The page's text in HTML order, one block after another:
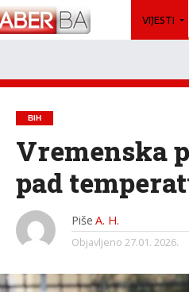
VIJESTI
BIH
Vremenska
pad
Piše A. H.
Objavljeno 27.01. 2026.